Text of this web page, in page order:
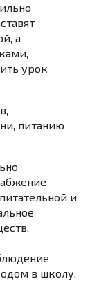
а
урок
питанию
и
в школу,